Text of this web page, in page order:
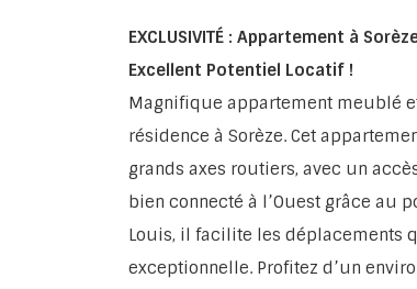
EXCLUSIVITÉ : Appartement à
Excellent Potentiel Locatif !
Magnifique appartement meublé
résidence à Sorèze. Cet
grands axes routiers, avec un
bien connecté à l’Ouest grâce au
Louis, il facilite les déplacements
exceptionnelle. Profitez d’un